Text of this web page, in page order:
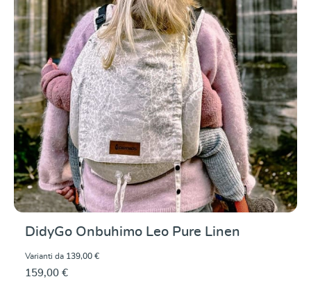
DidyGo Onbuhimo Leo Pure Linen
Varianti da 139,00 €
159,00 €